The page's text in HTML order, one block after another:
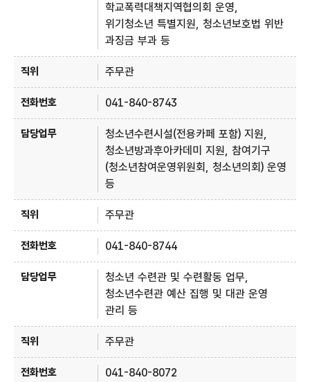
학교폭력대책지역협의회 운영,
위기청소년 특별지원, 청소년보호법 위반
과징금 부과 등
주무관
041-840-8743
청소년수련시설(전용카페 포함) 지원,
청소년방과후아카데미 지원, 참여기구
(청소년참여운영위원회, 청소년의회) 운영
등
주무관
041-840-8744
청소년 수련관 및 수련활동 업무,
청소년수련관 예산 집행 및 대관 운영
관리 등
주무관
041-840-8072